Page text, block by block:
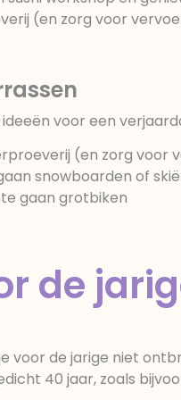
(en zorg voor
voor een
(en zorg voor
snowboarden of
gaan grotbiken
de
voor de jarige niet
40 jaar, zoals